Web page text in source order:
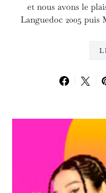
et nous avons le
Languedoc 2005 puis